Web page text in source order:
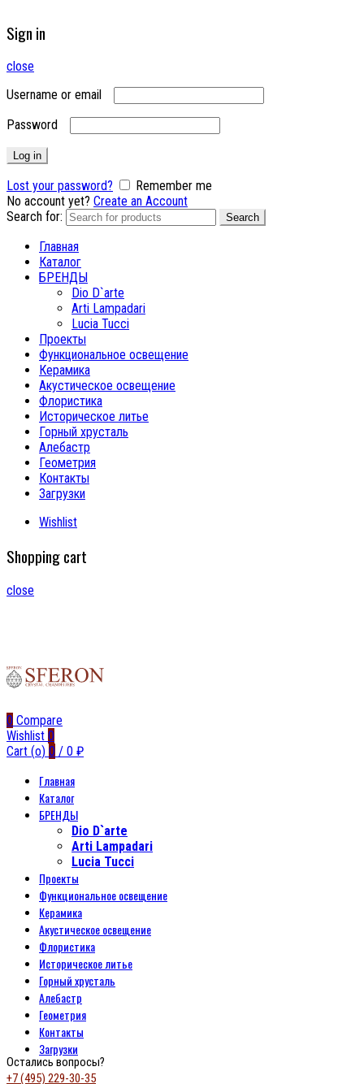
Sign in
close
Username or email
Password
Log in
Lost your password?
Remember me
No account yet? Create an Account
Search for:
Search
Главная
Каталог
БРЕНДЫ
Dio D`arte
Arti Lampadari
Lucia Tucci
Проекты
Функциональное освещение
Керамика
Акустическое освещение
Флористика
Историческое литье
Горный хрусталь
Алебастр
Геометрия
Контакты
Загрузки
Wishlist
Shopping cart
close
0 Compare
Wishlist 0
Cart (o) 0 / 0 ₽
Главная
Каталог
БРЕНДЫ
Dio D`arte
Arti Lampadari
Lucia Tucci
Проекты
Функциональное освещение
Керамика
Акустическое освещение
Флористика
Историческое литье
Горный хрусталь
Алебастр
Геометрия
Контакты
Загрузки
Остались вопросы?
+7 (495) 229-30-35